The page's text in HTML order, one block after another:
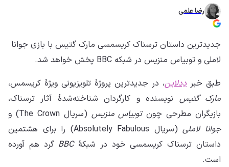
رضا علمی
جدیدترین داستان ترسناک کریسمسی مارک گتیس با بازی جوانا
لاملی و توبیاس منزیس در شبکه BBC پخش خواهد شد.
طبق خبر دِدلاین، در جدیدترین پروژهٔ تلویزیونی ویژهٔ کریسمس،
مارک گتیس نویسنده و کارگردان شناخته‌شدهٔ آثار ترسناک،
بازیگران مطرحی چونتوبیاس منزیس (سریال The Crown) و
جوانا لاملی
(سریال Absolutely Fabulous) را برای هشتمین
داستان ترسناک کریسمسی خود در شبکهٔBBC گرد هم آورده
است.